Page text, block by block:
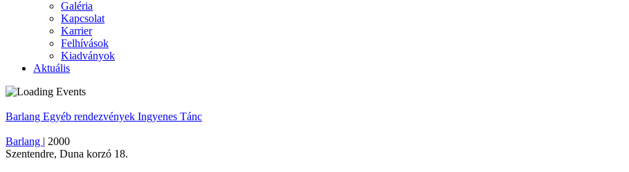
Galéria
Kapcsolat
Karrier
Felhívások
Kiadványok
Aktuális
Barlang Egyéb rendezvények Ingyenes Tánc
Barlang | 2000
Szentendre, Duna korzó 18.